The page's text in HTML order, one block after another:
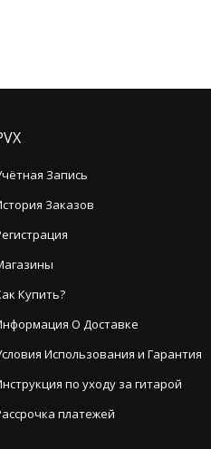
Запись
Заказов
Купить?
О Доставке
Использования и Гарантия
по уходу за гитарой
платежей